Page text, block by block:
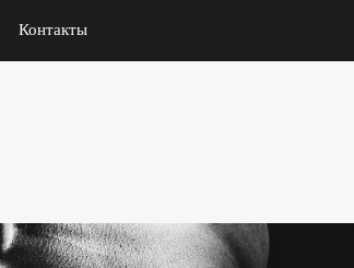
Контакты